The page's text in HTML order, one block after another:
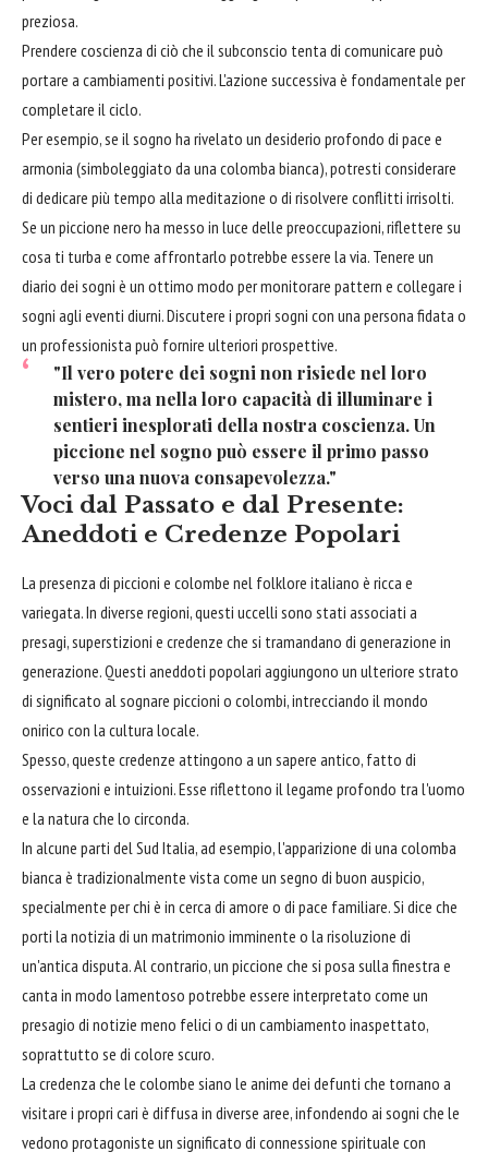
preziosa.
Prendere coscienza di ciò che il subconscio tenta di comunicare può
portare a cambiamenti positivi. L'azione successiva è fondamentale per
completare il ciclo.
Per esempio, se il sogno ha rivelato un desiderio profondo di pace e
armonia (simboleggiato da una colomba bianca), potresti considerare
di dedicare più tempo alla meditazione o di risolvere conflitti irrisolti.
Se un piccione nero ha messo in luce delle preoccupazioni, riflettere su
cosa ti turba e come affrontarlo potrebbe essere la via. Tenere un
diario dei sogni è un ottimo modo per monitorare pattern e collegare i
sogni agli eventi diurni. Discutere i propri sogni con una persona fidata o
un professionista può fornire ulteriori prospettive.
"Il vero potere dei sogni non risiede nel loro
mistero, ma nella loro capacità di illuminare i
sentieri inesplorati della nostra coscienza. Un
piccione nel sogno può essere il primo passo
verso una nuova consapevolezza."
Voci dal Passato e dal Presente:
Aneddoti e Credenze Popolari
La presenza di piccioni e colombe nel folklore italiano è ricca e
variegata. In diverse regioni, questi uccelli sono stati associati a
presagi, superstizioni e credenze che si tramandano di generazione in
generazione. Questi aneddoti popolari aggiungono un ulteriore strato
di significato al sognare piccioni o colombi, intrecciando il mondo
onirico con la cultura locale.
Spesso, queste credenze attingono a un sapere antico, fatto di
osservazioni e intuizioni. Esse riflettono il legame profondo tra l'uomo
e la natura che lo circonda.
In alcune parti del Sud Italia, ad esempio, l'apparizione di una colomba
bianca è tradizionalmente vista come un segno di buon auspicio,
specialmente per chi è in cerca di amore o di pace familiare. Si dice che
porti la notizia di un matrimonio imminente o la risoluzione di
un'antica disputa. Al contrario, un piccione che si posa sulla finestra e
canta in modo lamentoso potrebbe essere interpretato come un
presagio di notizie meno felici o di un cambiamento inaspettato,
soprattutto se di colore scuro.
La credenza che le colombe siano le anime dei defunti che tornano a
visitare i propri cari è diffusa in diverse aree, infondendo ai sogni che le
vedono protagoniste un significato di connessione spirituale con